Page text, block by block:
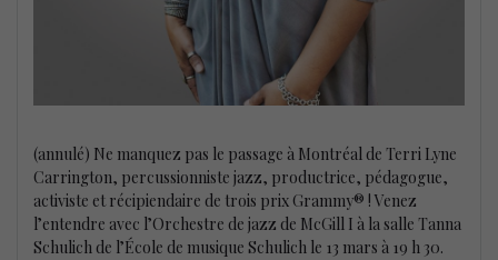
(annulé) Ne manquez pas le passage à Montréal de Terri Lyne
Carrington, percussionniste jazz, productrice, pédagogue,
activiste et récipiendaire de trois prix Grammy® ! Venez
l’entendre avec l’Orchestre de jazz de McGill I à la salle Tanna
Schulich de l’École de musique Schulich le 13 mars à 19 h 30.